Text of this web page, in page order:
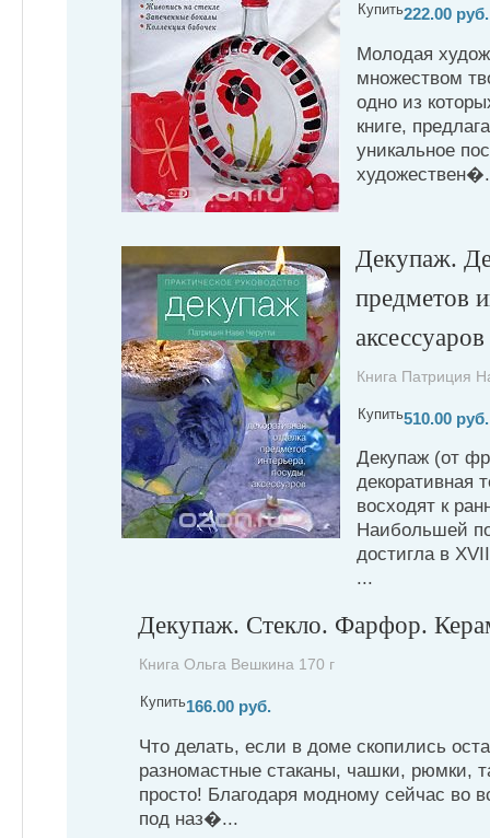
Купить222.00 руб.
Молодая
множеством
одно из
книге,
уникальное
Декупаж.
предметов
аксессуаров
Книга Патриция
Купить510.00 руб.
Декупаж (от
декоративная
восходят к
Наибольшей
достигла в
...
Декупаж. Стекло. Фарфор.
Книга Ольга Вешкина 170 г
Купить166.00 руб.
Что делать, если в доме скопились
разномастные стаканы, чашки, рюмки,
просто! Благодаря модному сейчас во
под наз�...